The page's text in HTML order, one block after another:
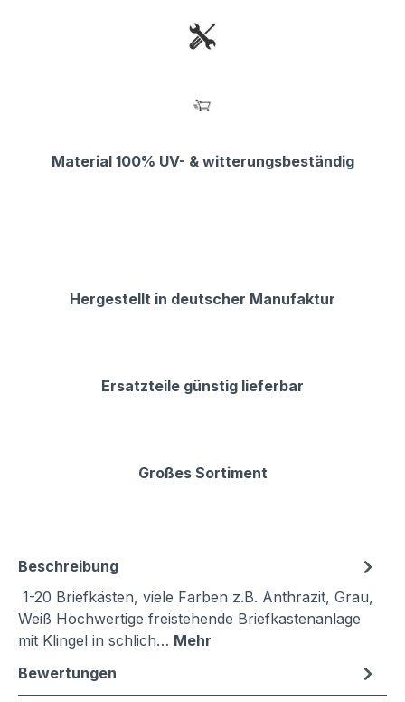
Material 100% UV- & witterungsbeständig
Hergestellt in deutscher Manufaktur
Ersatzteile günstig lieferbar
Großes Sortiment
Beschreibung
1-20 Briefkästen, viele Farben z.B. Anthrazit, Grau,
Weiß Hochwertige freistehende Briefkastenanlage
mit Klingel in schlich… Mehr
Bewertungen